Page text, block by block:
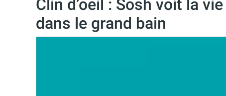
Clin d’oeil : Sosh voit la
dans le grand bain